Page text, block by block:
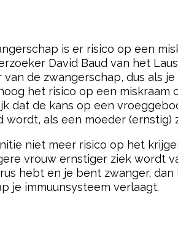
is er risico op een
David Baud van het
de zwangerschap, dus als
het risico op een
dat de kans op een
als een moeder (ernstig)
niet meer risico op het
vrouw ernstiger ziek wordt
hebt en je bent zwanger,
je immuunsysteem verlaagt.